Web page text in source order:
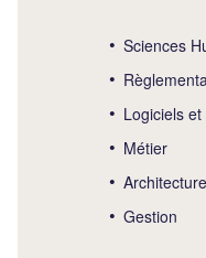
Sciences
Logiciels
Métier
Gestion